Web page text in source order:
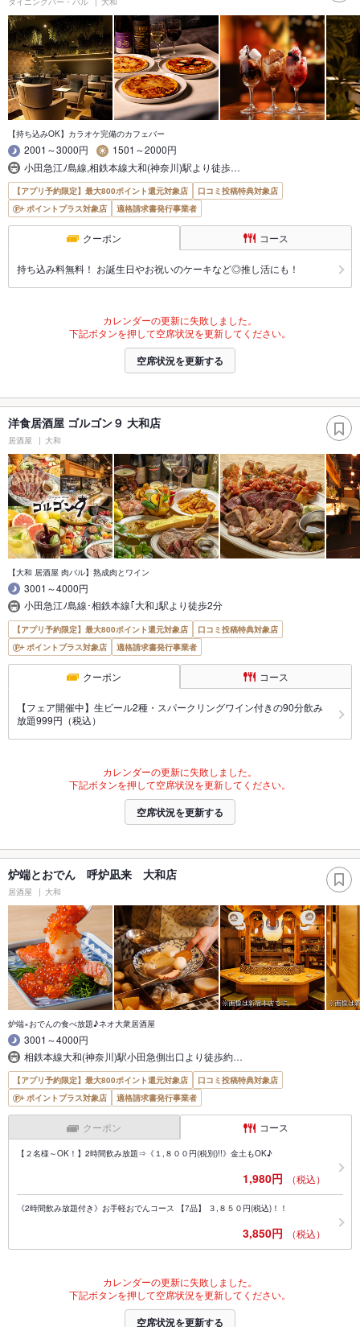
【持ち込みOK】カラオケ完備のカフェバー
2001～3000円
1501～2000円
小田急江ﾉ島線,相鉄本線大和(神奈川)駅より徒歩…
【アプリ予約限定】最大800ポイント還元対象店
口コミ投稿特典対象店
ポイントプラス対象店
適格請求書発行事業者
クーポン コース
持ち込み料無料！ お誕生日やお祝いのケーキなど◎推し活にも！
カレンダーの更新に失敗しました。
下記ボタンを押して空席状況を更新してください。
空席状況を更新する
洋食居酒屋 ゴルゴン９ 大和店
居酒屋 大和
【大和 居酒屋 肉バル】熟成肉とワイン
3001～4000円
小田急江ﾉ島線･相鉄本線｢大和｣駅より徒歩2分
【アプリ予約限定】最大800ポイント還元対象店
口コミ投稿特典対象店
ポイントプラス対象店
適格請求書発行事業者
クーポン コース
【フェア開催中】生ビール2種・スパークリングワイン付きの90分飲み
放題999円（税込）
カレンダーの更新に失敗しました。
下記ボタンを押して空席状況を更新してください。
空席状況を更新する
炉端とおでん 呼炉凪来 大和店
居酒屋 大和
炉端×おでんの食べ放題♪ネオ大衆居酒屋
3001～4000円
相鉄本線大和(神奈川)駅小田急側出口より徒歩約…
【アプリ予約限定】最大800ポイント還元対象店
口コミ投稿特典対象店
ポイントプラス対象店
適格請求書発行事業者
クーポン コース
【２名様～OK！】2時間飲み放題⇒《１,８００円(税別)!!》金土もOK♪
1,980円 （税込）
《2時間飲み放題付き》お手軽おでんコース 【7品】 ３,８５０円(税込)！！
3,850円 （税込）
カレンダーの更新に失敗しました。
下記ボタンを押して空席状況を更新してください。
空席状況を更新する